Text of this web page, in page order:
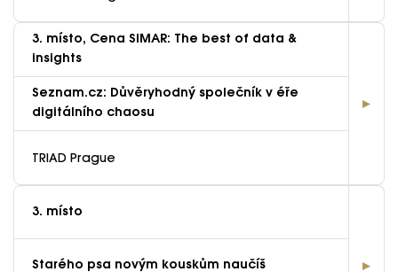
3. místo, Cena SIMAR: The best of data &
insights
Seznam.cz: Důvěryhodný společník v éře
digitálního chaosu
TRIAD Prague
3. místo
Starého psa novým kouskům naučíš